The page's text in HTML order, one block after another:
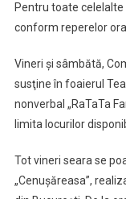
Pentru toate
conform reperelor
Vineri şi sâmbătă,
susţine în foaierul
nonverbal „RaTaTa
limita locurilor
Tot vineri seara se
„Cenuşăreasa”,